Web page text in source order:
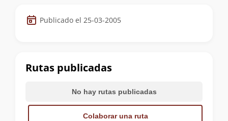
Datos
de
cumbre
Publicado el 25-03-2005
Rutas publicadas
No hay rutas publicadas
Colaborar una ruta